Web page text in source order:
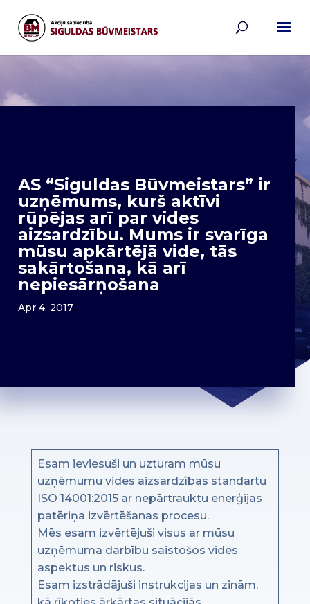
AS “Siguldas Būvmeistars” ir
uzņēmums, kurš aktīvi
rūpējas arī par vides
aizsardzību. Mums ir svarīga
mūsu apkārtējā vide, tās
sakārtošana, kā arī
nepiesārņošana
Apr 4, 2017
Esam ieviesuši un uzturam mūsu
uzņēmumu vides aizsardzības standartu
ISO 14001:2015 ar nepārtrauktu enerģijas
patēriņa izvērtēšanas procesu.
Mēs esam izvērtējuši visus ar mūsu
uzņēmuma darbību saistošos vides
aspektus un riskus.
Esam izstrādājuši instrukcijas un zinām,